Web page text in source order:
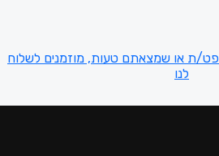
ת או שמצאתם טעות, מוזמנים לשלוח
לנו